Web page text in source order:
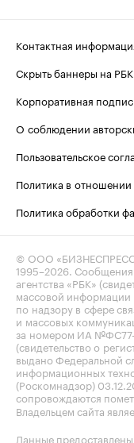
Контактная
Скрыть баннеры на РБК
Корпоративная
О соблюдении
Пользовательское
Политика в
Политика обработки
© ООО
1995–2026.
агентства «РБК»
массовой
по надзору в сфере
и массовых
за номером ИА №ФС77-
(свидетельство о
выдано Федеральной
информационных
(Роскомнадзор)
сопровождаются
Владельцем сайта
Данные